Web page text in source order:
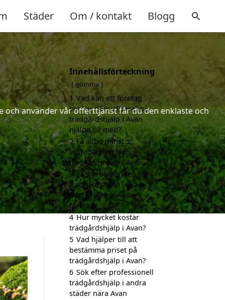
Städer Om / kontakt Blogg
använder vår offerttjänst får du den enklaste och
Innehållsförteckning
gömma
1 Vad kan ett företag
som är specialiserat på
trädgårdshjälp i Avan
hjälpa till med?
2 Få alltid minst 3
erbjudanden för
trädgårdshjälp i Avan
3 Få 3 erbjudanden för
trädgårdshjälp i Avan
från professionella
företag
4 Hur mycket kostar
trädgårdshjälp i Avan?
5 Vad hjälper till att
bestämma priset på
trädgårdshjälp i Avan?
6 Sök efter professionell
trädgårdshjälp i andra
städer nära Avan